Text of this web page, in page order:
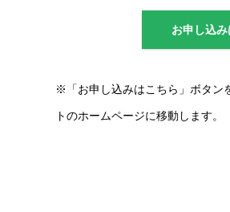
お申し込
※「お申し込みはこちら」ボタン
トのホームページに移動します。